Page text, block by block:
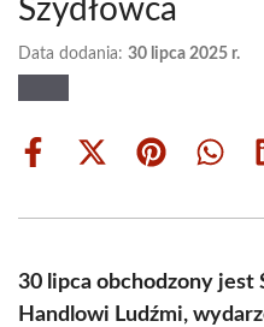
Szydłowca
Data dodania: 30 lipca 2025 r.
Share
Share
(Twitter)
Share Share
30 lipca obchodzony
Handlowi Ludźmi,